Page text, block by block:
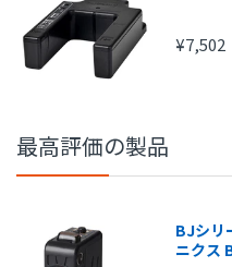
20,000円～
25,000円～
¥7,502
最高評価の製品
BJシリ
ニクス